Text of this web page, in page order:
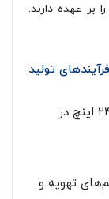
بر عهده دارند.
تولید
کنترل شیرهای توپی با قطر ½ اینچ تا ۲۴ اینچ در
تهویه و